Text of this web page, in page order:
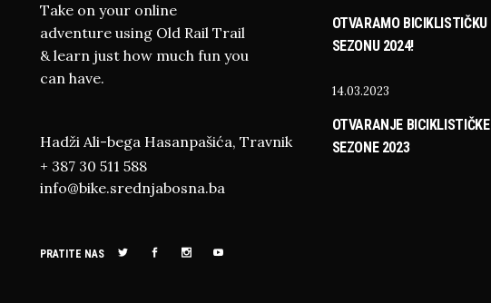
Take on your online
adventure using Old Rail Trail
& learn just how much fun you
can have.
Hadži Ali-bega Hasanpašića, Travnik
+ 387 30 511 588
info@bike.srednjabosna.ba
PRATITE NAS
OTVARAMO BICIKLISTIČKU
SEZONU 2024!
14.03.2023
OTVARANJE BICIKLISTIČKE
SEZONE 2023